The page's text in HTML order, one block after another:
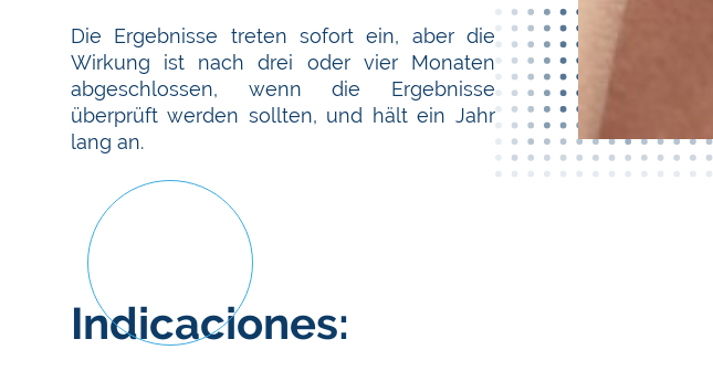
Die Ergebnisse treten sofort ein, aber die
Wirkung ist nach drei oder vier Monaten
abgeschlossen, wenn die Ergebnisse
überprüft werden sollten, und hält ein Jahr
lang an.
Indicaciones: